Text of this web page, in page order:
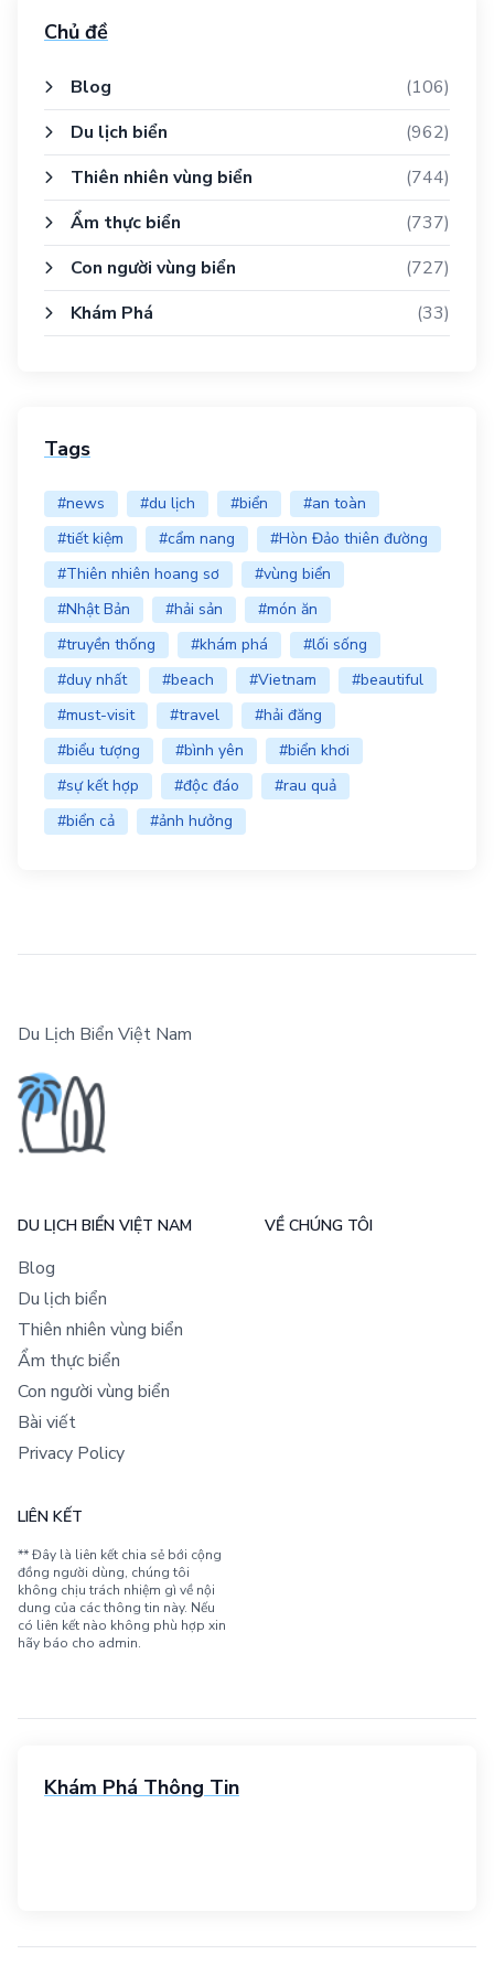
Chủ đề
Blog
(106)
Du lịch biển
(962)
Thiên nhiên vùng biển
(744)
Ẩm thực biển
(737)
Con người vùng biển
(727)
Khám Phá
(33)
Tags
#news #du lịch #biển
#an toàn
#tiết kiệm
#cẩm nang
#Hòn Đảo thiên đường
#Thiên nhiên hoang sơ
#vùng biển
#Nhật Bản
#hải sản
#món ăn
#truyền thống
#khám phá
#lối sống
#duy nhất
#beach #Vietnam
#beautiful
#must-visit
#travel
#hải đăng
#biểu tượng
#bình yên
#biển khơi
#sự kết hợp
#độc đáo
#rau quả
#biển cả
#ảnh hưởng
Du Lịch Biển Việt Nam
DU LỊCH BIỂN VIỆT NAM
Blog
Du lịch biển
Thiên nhiên vùng biển
Ẩm thực biển
Con người vùng biển
Bài viết
Privacy Policy
VỀ CHÚNG TÔI
LIÊN KẾT
** Đây là liên kết chia sẻ bới cộng
đồng người dùng, chúng tôi
không chịu trách nhiệm gì về nội
dung của các thông tin này. Nếu
có liên kết nào không phù hợp xin
hãy báo cho admin.
Khám Phá Thông Tin